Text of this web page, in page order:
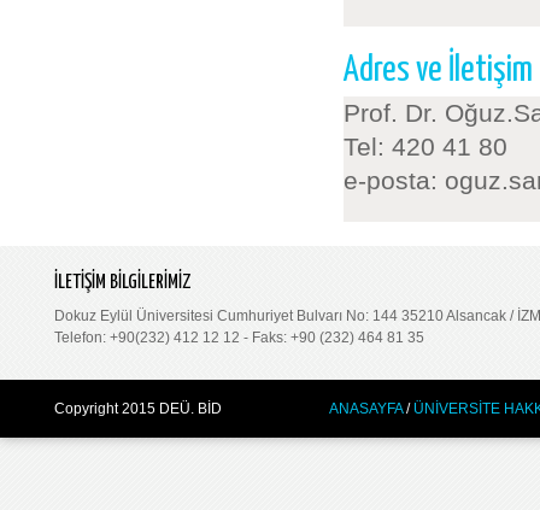
Adres ve
Prof. Dr.
Tel: 420 41 80
e-posta:
İLETİŞİM BİLGİLERİMİZ
Dokuz Eylül Üniversitesi Cumhuriyet Bulvarı No: 144 35210 Alsancak /
Telefon: +90(232) 412 12 12 - Faks: +90 (232) 464 81 35
Copyright 2015 DEÜ. BİD ANASAYFA/ ÜNİVERSİTE